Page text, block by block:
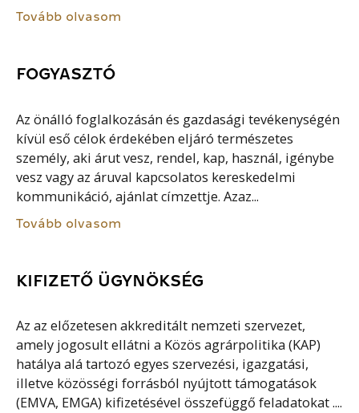
Tovább olvasom
FOGYASZTÓ
Az önálló foglalkozásán és gazdasági tevékenységén
kívül eső célok érdekében eljáró természetes
személy, aki árut vesz, rendel, kap, használ, igénybe
vesz vagy az áruval kapcsolatos kereskedelmi
kommunikáció, ajánlat címzettje. Azaz...
Tovább olvasom
KIFIZETŐ ÜGYNÖKSÉG
Az az előzetesen akkreditált nemzeti szervezet,
amely jogosult ellátni a Közös agrárpolitika (KAP)
hatálya alá tartozó egyes szervezési, igazgatási,
illetve közösségi forrásból nyújtott támogatások
(EMVA, EMGA) kifizetésével összefüggő feladatokat ....